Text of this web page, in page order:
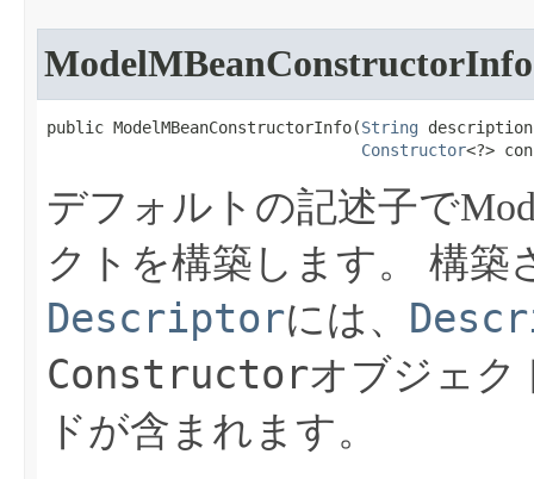
ModelMBeanConstructorInfo
public ModelMBeanConstructorInfo​(String
Constructor<?>
デフォルトの記述子で
クトを構築します。
構築
Descriptorには、
Constructorオブジェク
ドが含まれます。